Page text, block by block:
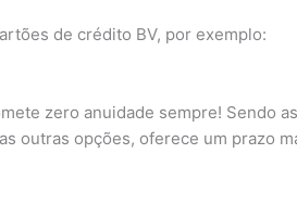
de crédito BV, por exemplo:
zero anuidade sempre! Sendo
outras opções, oferece um prazo